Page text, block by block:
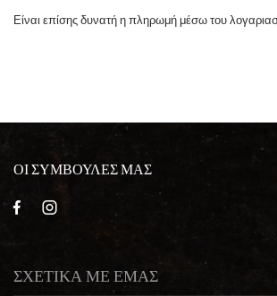
Είναι επίσης δυνατή η πληρωμή μέσω του
ΟΙ ΣΥΜΒΟΥΛΕΣ ΜΑΣ
ΣΧΕΤΙΚΑ ΜΕ ΕΜΑΣ